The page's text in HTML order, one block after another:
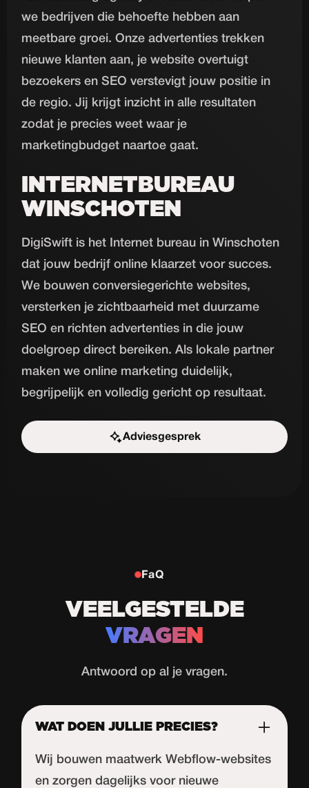
we bedrijven die behoefte hebben aan
meetbare groei. Onze advertenties trekken
nieuwe klanten aan, je website overtuigt
bezoekers en SEO verstevigt jouw positie in
de regio. Jij krijgt inzicht in alle resultaten
zodat je precies weet waar je
marketingbudget naartoe gaat.
INTERNETBUREAU
WINSCHOTEN
DigiSwift is het Internet bureau in Winschoten
dat jouw bedrijf online klaarzet voor succes.
We bouwen conversiegerichte websites,
versterken je zichtbaarheid met duurzame
SEO en richten advertenties in die jouw
doelgroep direct bereiken. Als lokale partner
maken we online marketing duidelijk,
begrijpelijk en volledig gericht op resultaat.
Adviesgesprek
Start de uitdaging
FaQ
VEELGESTELDE
VRAGEN
Antwoord op al je vragen.
WAT DOEN JULLIE PRECIES?
Wij bouwen maatwerk Webflow-websites
en zorgen dagelijks voor nieuwe